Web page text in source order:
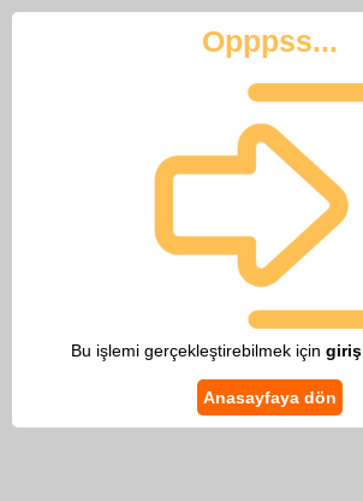
Opppss...
Bu işlemi gerçekleştirebilmek için giriş
Anasayfaya dön